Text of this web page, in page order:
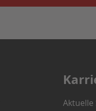
Aktuelle